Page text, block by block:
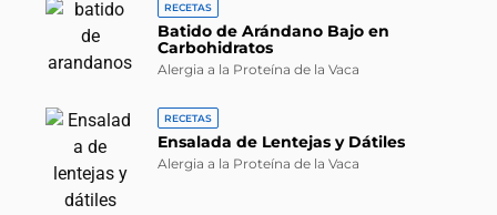
RECETAS
Batido de Arándano Bajo en
Carbohidratos
Alergia a la Proteína de la Vaca
RECETAS
Ensalada de Lentejas y Dátiles
Alergia a la Proteína de la Vaca